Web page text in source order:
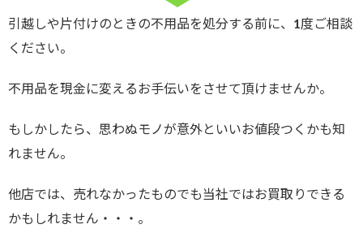
引越しや片付けのときの不用品を処分する前に、1度ご相談
ください。
不用品を現金に変えるお手伝いをさせて頂けませんか。
もしかしたら、思わぬモノが意外といいお値段つくかも知
れません。
他店では、売れなかったものでも当社ではお買取りできる
かもしれません・・・。